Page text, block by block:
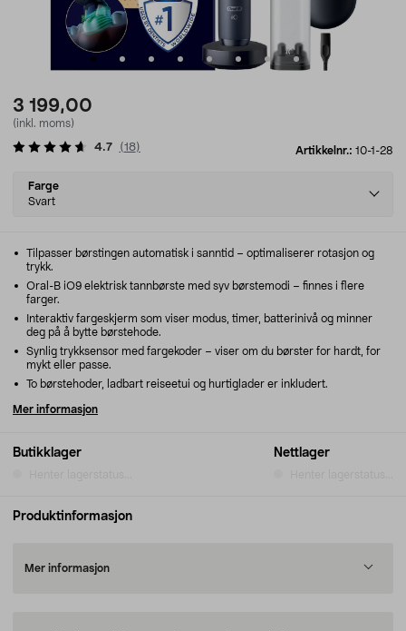
3 199,00
(inkl. moms)
Artikkelnr.: 10-1-28
4.7 (18)
Select
variant
Farge
Svart
Butikklager Nettlager
Tilpasser børstingen automatisk i sanntid – optimaliserer rotasjon og
trykk.
Oral-B iO9 elektrisk tannbørste med syv børstemodi – finnes i flere
farger.
Interaktiv fargeskjerm som viser modus, timer, batterinivå og minner
deg på å bytte børstehode.
Synlig trykksensor med fargekoder – viser om du børster for hardt, for
mykt eller passe.
To børstehoder, ladbart reiseetui og hurtiglader er inkludert.
Mer informasjon
Produktinformasjon
Mer informasjon